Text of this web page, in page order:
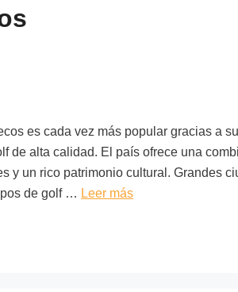
es cada vez más popular gracias a
de alta calidad. El país ofrece una
y un rico patrimonio cultural. Grandes
de golf … Leer más